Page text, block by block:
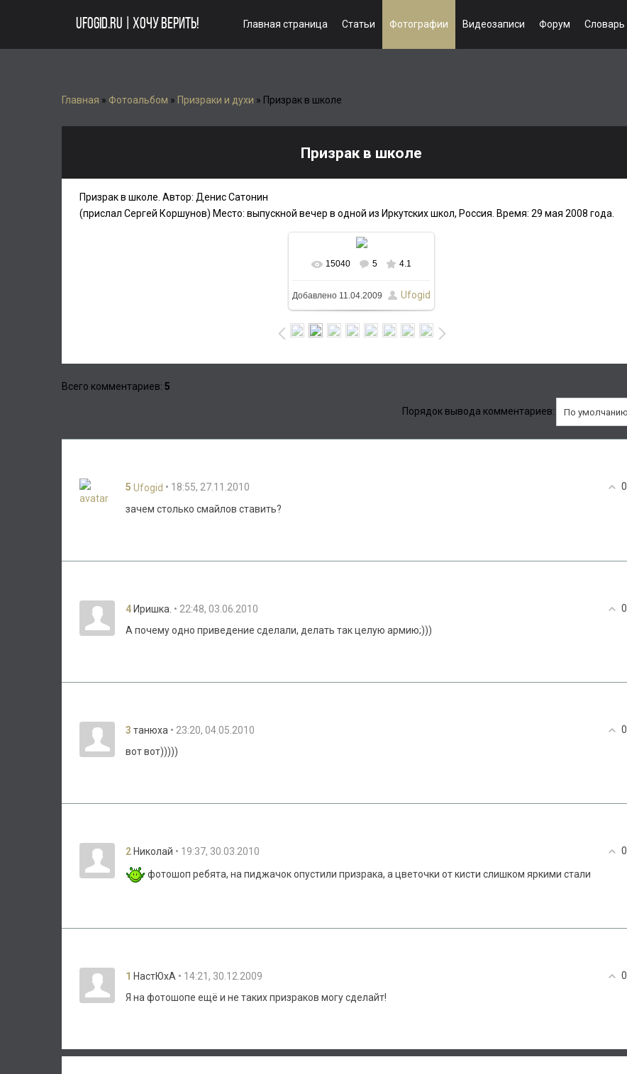
UFOGID.RU | ХОЧУ ВЕРИТЬ! Главная страница Статьи Фотографии Видеозаписи Форум Словарь
Главная » Фотоальбом » Призраки и духи » Призрак в школе
Призрак в школе
Призрак в школе. Автор: Денис Сатонин
(прислал Сергей Коршунов) Место: выпускной вечер в одной из Иркутских школ, Россия. Время: 29 мая 2008 года.
15040 5 4.1
Добавлено 11.04.2009 Ufogid
Всего комментариев: 5
Порядок вывода комментариев:
0
5 Ufogid • 18:55, 27.11.2010
зачем столько смайлов ставить?
0
4 Иришка. • 22:48, 03.06.2010
А почему одно приведение сделали, делать так целую армию;)))
0
3 танюха • 23:20, 04.05.2010
вот вот)))))
0
2 Николай • 19:37, 30.03.2010
фотошоп ребята, на пиджачок опустили призрака, а цветочки от кисти слишком яркими стали
0
1 НастЮхА • 14:21, 30.12.2009
Я на фотошопе ещё и не таких призраков могу сделайт!